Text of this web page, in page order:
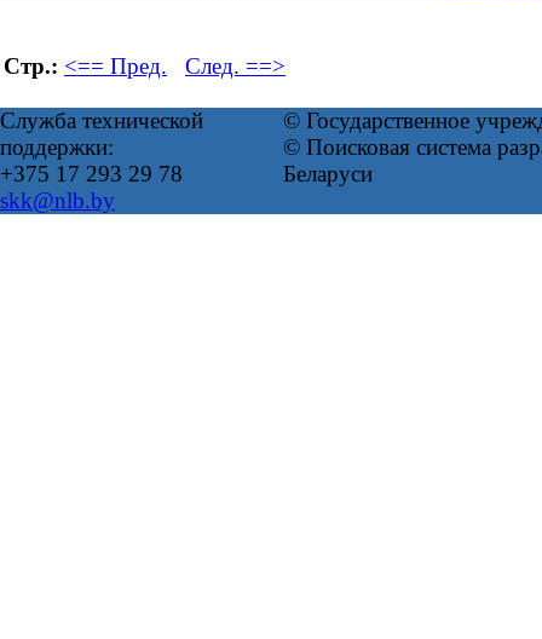
Стр.: <== Пред. След. ==>
Служба технической
поддержки:
+375 17 293 29 78
skk@nlb.by
© Государственное
© Поисковая система
Беларуси